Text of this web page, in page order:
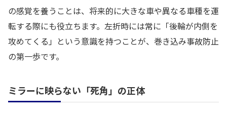
の感覚を養うことは、将来的に大きな車や異なる車種を運
転する際にも役立ちます。左折時には常に「後輪が内側を
攻めてくる」という意識を持つことが、巻き込み事故防止
の第一歩です。
ミラーに映らない「死角」の正体